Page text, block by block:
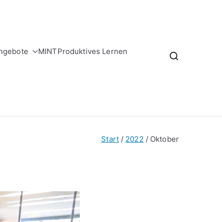
MINTProduktives Lernen
Start 2022 Oktober